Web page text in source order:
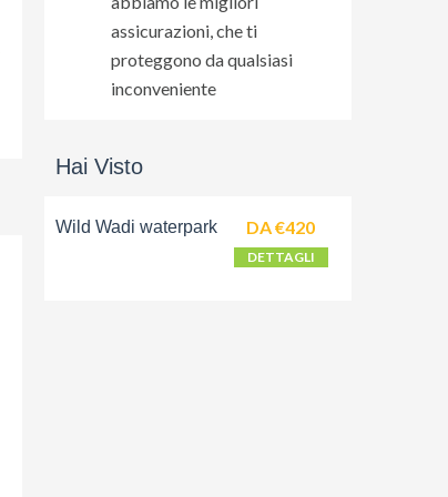
assicurazioni, che ti
proteggono da qualsiasi
inconveniente
Hai Visto
Wild Wadi waterpark DA €420
DETTAGLI